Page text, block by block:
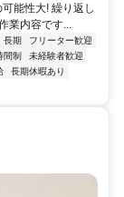
能性大! 繰り返し
業内容です...
長期
フリーター歓迎
間制
未経験者歓迎
長期休暇あり